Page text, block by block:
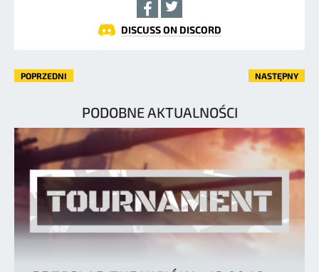
DISCUSS ON DISCORD
POPRZEDNI NASTĘPNY
PODOBNE AKTUALNOŚCI